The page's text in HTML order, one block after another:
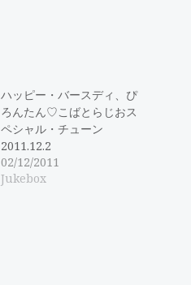
ハッピー・バースディ、ぴ
ろんたん♡こばとらじおス
ペシャル・チューン
2011.12.2
02/12/2011
Jukebox